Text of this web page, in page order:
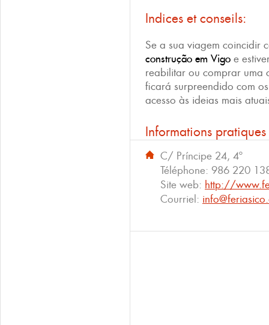
Indices et conseils:
Se a sua viagem coincidir
construção em Vigo e
reabilitar ou comprar uma
ficará surpreendido com
acesso às ideias mais
Informations pratiques
C/ Príncipe 24, 4º
Téléphone: 986 220
Site web: http://
Courriel: